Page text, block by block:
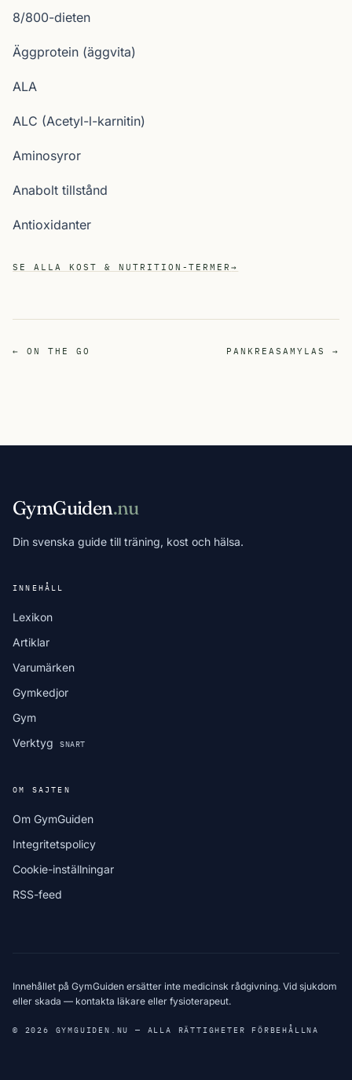
8/800-dieten
Äggprotein (äggvita)
ALA
ALC (Acetyl-l-karnitin)
Aminosyror
Anabolt tillstånd
Antioxidanter
SE ALLA KOST & NUTRITION-TERMER→
← ON THE GO PANKREASAMYLAS →
GymGuiden.nu
Din svenska guide till träning, kost och hälsa.
INNEHÅLL
Lexikon
Artiklar
Varumärken
Gymkedjor
Gym
Verktyg
SNART
OM SAJTEN
Om GymGuiden
Integritetspolicy
Cookie-inställningar
RSS-feed
Innehållet på GymGuiden ersätter inte medicinsk rådgivning. Vid sjukdom
eller skada — kontakta läkare eller fysioterapeut.
© 2026 GYMGUIDEN.NU — ALLA RÄTTIGHETER FÖRBEHÅLLNA